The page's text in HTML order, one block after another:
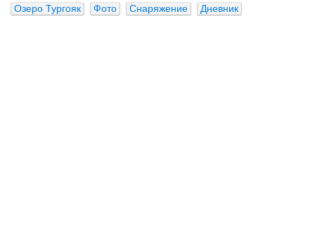
Озеро Тургояк
Фото Снаряжение Дневник